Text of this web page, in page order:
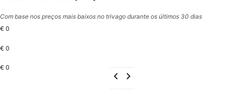
Com base nos preços mais baixos no trivago durante os últimos 30 dias
€ 0
€ 0
€ 0